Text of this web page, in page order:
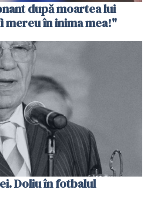
după moartea lui
mereu în inima mea!"
Doliu în fotbalul